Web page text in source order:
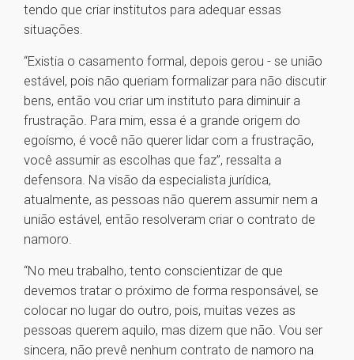
tendo que criar institutos para adequar essas
situações.
“Existia o casamento formal, depois gerou - se união
estável, pois não queriam formalizar para não discutir
bens, então vou criar um instituto para diminuir a
frustração. Para mim, essa é a grande origem do
egoísmo, é você não querer lidar com a frustração,
você assumir as escolhas que faz”, ressalta a
defensora. Na visão da especialista jurídica,
atualmente, as pessoas não querem assumir nem a
união estável, então resolveram criar o contrato de
namoro.
“No meu trabalho, tento conscientizar de que
devemos tratar o próximo de forma responsável, se
colocar no lugar do outro, pois, muitas vezes as
pessoas querem aquilo, mas dizem que não. Vou ser
sincera, não prevê nenhum contrato de namoro na